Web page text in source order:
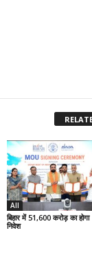
All
बिहार में 51,600 करोड़ का होगा
निवेश